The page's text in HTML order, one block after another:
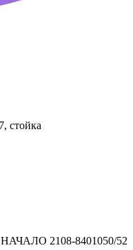
, стойка
НАЧАЛО 2108-8401050/52